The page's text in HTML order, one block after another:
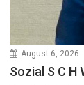
August 6, 2026
Sozial S C H